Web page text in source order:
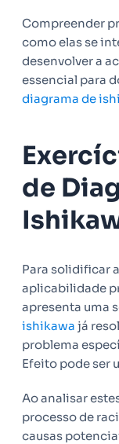
Compreender
como elas se
desenvolver a
essencial para
diagrama de
de
Para solidificar
aplicabilidade
apresenta uma
ishikawa já
problema
Efeito pode ser
Ao analisar
processo de
causas